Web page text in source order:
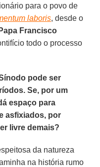
para o povo de
laboris, desde o
Papa Francisco
todo o processo
pode ser
Se, por um
espaço para
asfixiados, por
livre demais?
da natureza
na história rumo